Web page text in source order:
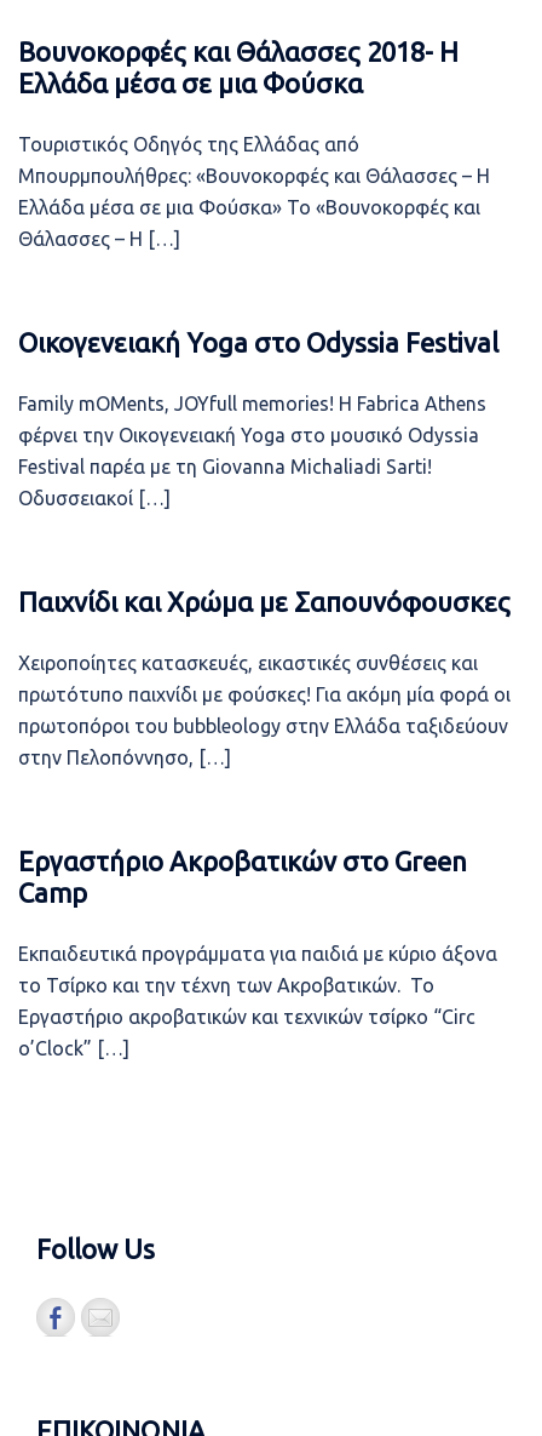
Βουνοκορφές και Θάλασσες 2018- Η
Ελλάδα μέσα σε μια Φούσκα
Τουριστικός Οδηγός της Ελλάδας από
Μπουρμπουλήθρες: «Βουνοκορφές και Θάλασσες – Η
Ελλάδα μέσα σε μια Φούσκα» Το «Βουνοκορφές και
Θάλασσες – Η […]
Οικογενειακή Yoga στο Odyssia Festival
Family mOMents, JOYfull memories! Η Fabrica Athens
φέρνει την Οικογενειακή Yoga στο μουσικό Odyssia
Festival παρέα με τη Giovanna Michaliadi Sarti!
Οδυσσειακοί […]
Παιχνίδι και Χρώμα με Σαπουνόφουσκες
Χειροποίητες κατασκευές, εικαστικές συνθέσεις και
πρωτότυπο παιχνίδι με φούσκες! Για ακόμη μία φορά οι
πρωτοπόροι του bubbleology στην Ελλάδα ταξιδεύουν
στην Πελοπόννησο, […]
Εργαστήριο Ακροβατικών στο Green
Camp
Εκπαιδευτικά προγράμματα για παιδιά με κύριο άξονα
το Τσίρκο και την τέχνη των Ακροβατικών. Το
Εργαστήριο ακροβατικών και τεχνικών τσίρκο “Circ
o’Clock” […]
Follow Us